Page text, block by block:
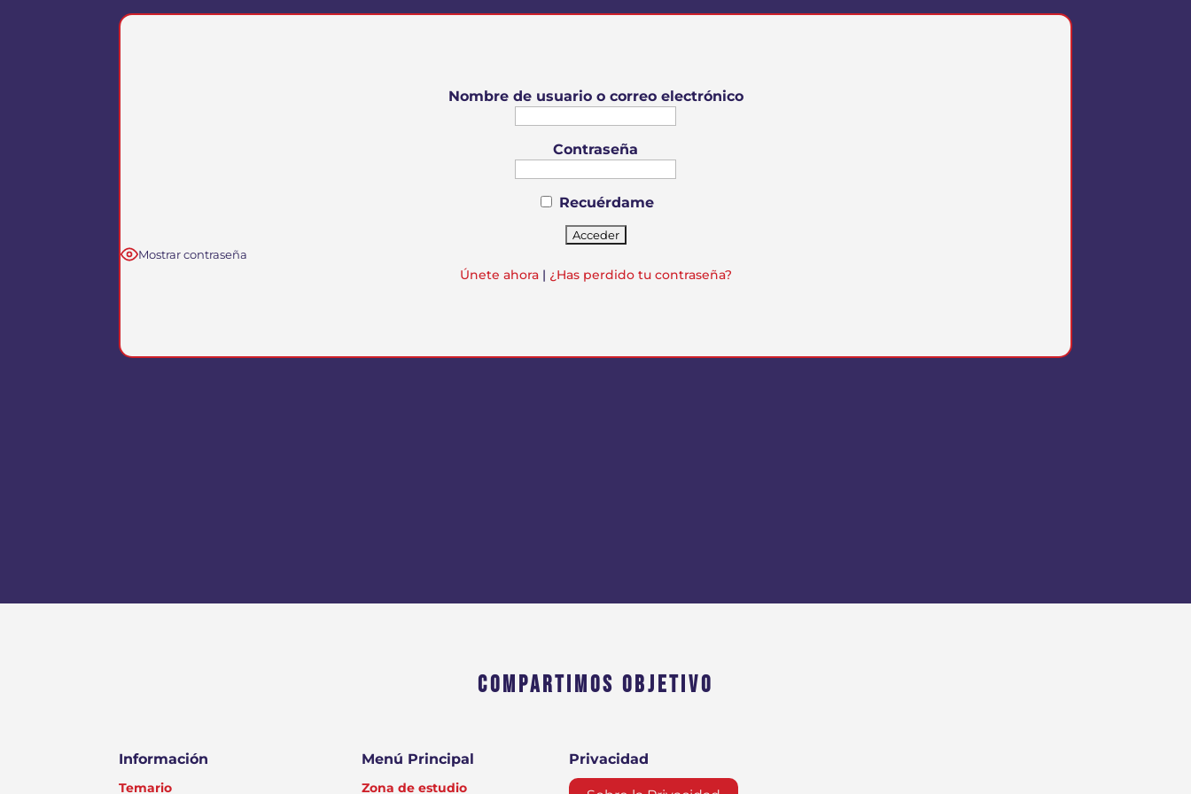
Nombre de usuario o correo electrónico
Contraseña
Recuérdame
Mostrar contraseña
Únete ahora| ¿Has perdido tu contraseña?
COMPARTIMOS OBJETIVO
Información
Temario
Menú Principal
Zona de estudio
Privacidad